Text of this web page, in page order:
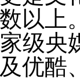
以上
级央
优酷